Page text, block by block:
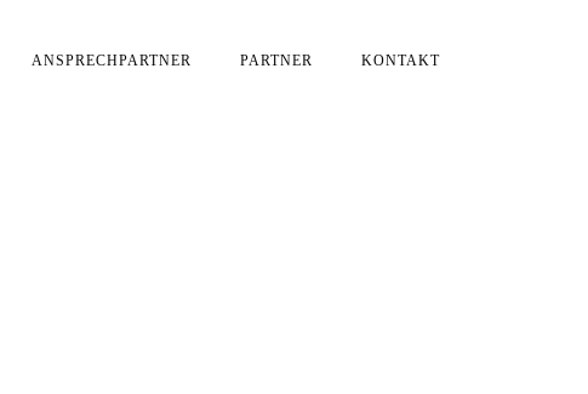
ANSPRECHPARTNER PARTNER KONTAKT